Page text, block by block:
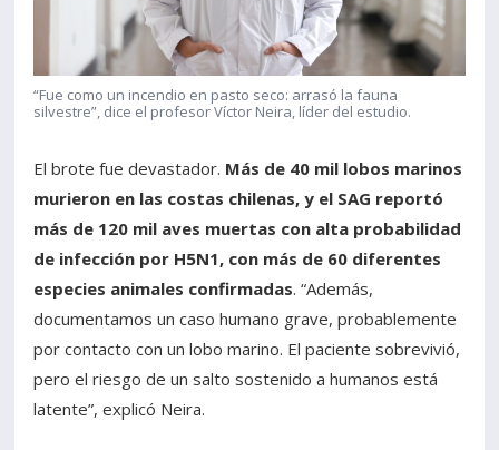
“Fue como un incendio en pasto seco: arrasó la fauna
silvestre”, dice el profesor Víctor Neira, líder del estudio.
El brote fue devastador. Más de 40 mil lobos marinos
murieron en las costas chilenas, y el SAG reportó
más de 120 mil aves muertas con alta probabilidad
de infección por H5N1, con más de 60 diferentes
especies animales confirmadas. “Además,
documentamos un caso humano grave, probablemente
por contacto con un lobo marino. El paciente sobrevivió,
pero el riesgo de un salto sostenido a humanos está
latente”, explicó Neira.